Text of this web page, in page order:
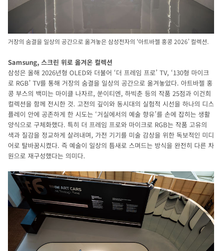
거장의 숨결을 일상의 공간으로 옮겨놓은 삼성전자의 ‘아트바젤 홍콩 2026’ 컬렉션.
Samsung, 스크린 위로 옮겨온 컬렉션
삼성은 올해 2026년형 OLED와 더불어 ‘더 프레임 프로’ TV, ‘130형 마이크
로 RGB’ TV를 통해 거장의 숨결을 일상의 공간으로 옮겨놓았다. 아트바젤 홍
콩 부스의 백미는 마이클 나자르, 쑨이티엔, 하빅춘 등의 작품 25점과 이건희
컬렉션을 함께 전시한 것. 고전의 깊이와 동시대의 실험적 시선을 하나의 디스
플레이 안에 공존하게 한 시도는 ‘거실에서의 예술 향유’를 손에 잡히는 생활
양식으로 구체화했다. 특히 더 프레임 프로와 마이크로 RGB는 작품 고유의
색과 질감을 정교하게 살려내며, 가전 기기를 미술 감상을 위한 독보적인 미디
어로 탈바꿈시켰다. 즉 예술이 일상의 틈새로 스며드는 방식을 완전히 다른 차
원으로 재구성했다는 의미다.